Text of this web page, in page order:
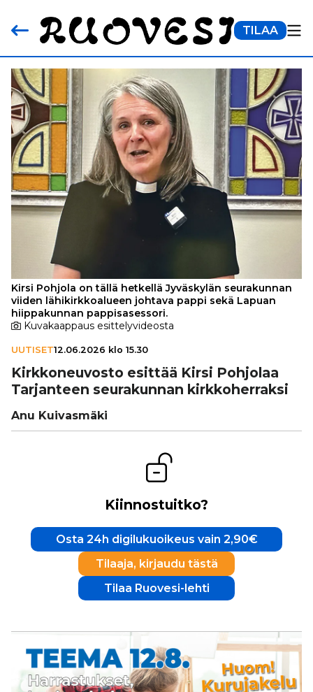
TILAA
Kirsi Pohjola on tällä hetkellä Jyväskylän seurakunnan
viiden lähikirkkoalueen johtava pappi sekä Lapuan
hiippakunnan pappisasessori.
Kuvakaappaus esittelyvideosta
UUTISET12.06.2026 klo 15.30
Kirk­ko­neu­vosto esittää Kirsi Pohjolaa
Tar­jan­teen seu­ra­kun­nan kirk­ko­her­raksi
Anu Kuivasmäki
Kiinnostuitko?
Osta 24h digilukuoikeus vain 2,90€
Tilaaja, kirjaudu tästä
Tilaa Ruovesi-lehti